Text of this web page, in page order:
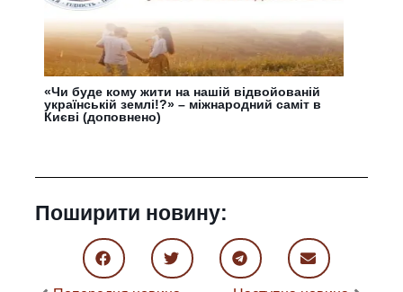
«Чи буде кому жити на нашій відвойованій
українській землі!?» – міжнародний саміт в
Києві (доповнено)
Поширити новину: